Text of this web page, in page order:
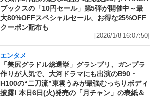
ブックスの「10円セール」第5弾が開催中～最
大80%OFFスペシャルセール、お得な25%OFF
クーポン配布も
[2026/1/8 16:07:50]
エンタメ
「美尻グラドル総選挙」グランプリ、ガンプラ
作りが人気で、大河ドラマにも出演のB90・
H100の“二刀流”東雲うみが最強むっちりボディ
披露! 本日6日(火)発売の「月チャン」の表紙＆